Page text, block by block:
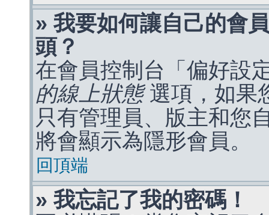
» 我要如何讓自己的會
頭？
在會員控制台「偏好設
的線上狀態選項，如果
只有管理員、版主和您
將會顯示為隱形會員。
回頂端
» 我忘記了我的密碼！